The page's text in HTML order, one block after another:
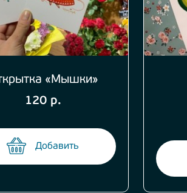
«Мышки»
120 р.
Добавить